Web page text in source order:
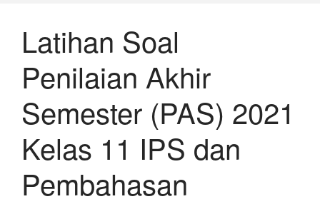
Latihan Soal
Penilaian Akhir
Semester (PAS) 2021
Kelas 11 IPS dan
Pembahasan